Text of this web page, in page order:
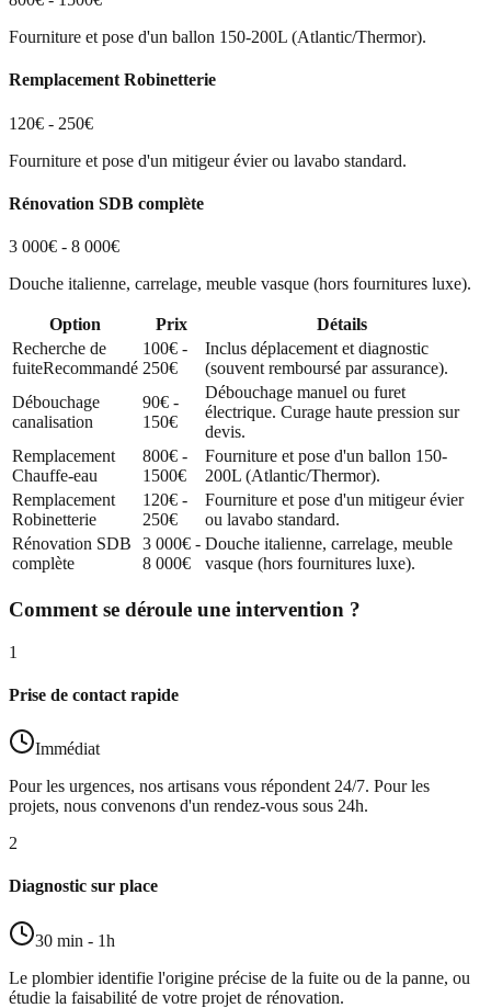
Fourniture et pose d'un ballon 150-200L (Atlantic/Thermor).
Remplacement Robinetterie
120€ - 250€
Fourniture et pose d'un mitigeur évier ou lavabo standard.
Rénovation SDB complète
3 000€ - 8 000€
Douche italienne, carrelage, meuble vasque (hors fournitures luxe).
Option Prix
Détails
Recherche de
fuiteRecommandé
100€ -
250€
Inclus déplacement et diagnostic
(souvent remboursé par assurance).
Débouchage
canalisation
90€ -
150€
Débouchage manuel ou furet
électrique. Curage haute pression sur
devis.
Remplacement
Chauffe-eau
800€ -
1500€
Fourniture et pose d'un ballon 150-
200L (Atlantic/Thermor).
Remplacement
Robinetterie
120€ -
250€
Fourniture et pose d'un mitigeur évier
ou lavabo standard.
Rénovation SDB
complète
3 000€ -
8 000€
Douche italienne, carrelage, meuble
vasque (hors fournitures luxe).
Comment se déroule une intervention ?
1
Prise de contact rapide
Immédiat
Pour les urgences, nos artisans vous répondent 24/7. Pour les
projets, nous convenons d'un rendez-vous sous 24h.
2
Diagnostic sur place
30 min - 1h
Le plombier identifie l'origine précise de la fuite ou de la panne, ou
étudie la faisabilité de votre projet de rénovation.